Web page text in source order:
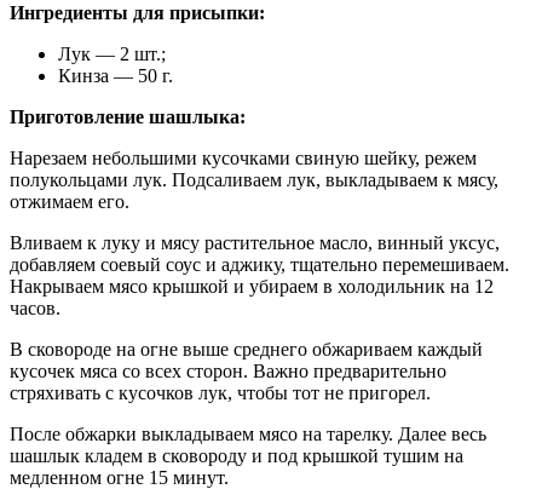
Ингредиенты для присыпки:
Лук — 2 шт.;
Кинза — 50 г.
Приготовление шашлыка:
Нарезаем небольшими кусочками свиную шейку, режем
полукольцами лук. Подсаливаем лук, выкладываем к мясу,
отжимаем его.
Вливаем к луку и мясу растительное масло, винный уксус,
добавляем соевый соус и аджику, тщательно перемешиваем.
Накрываем мясо крышкой и убираем в холодильник на 12
часов.
В сковороде на огне выше среднего обжариваем каждый
кусочек мяса со всех сторон. Важно предварительно
стряхивать с кусочков лук, чтобы тот не пригорел.
После обжарки выкладываем мясо на тарелку. Далее весь
шашлык кладем в сковороду и под крышкой тушим на
медленном огне 15 минут.